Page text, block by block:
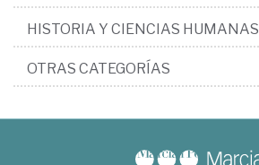
HISTORIA Y CIENCIAS HUMANAS
OTRAS CATEGORÍAS